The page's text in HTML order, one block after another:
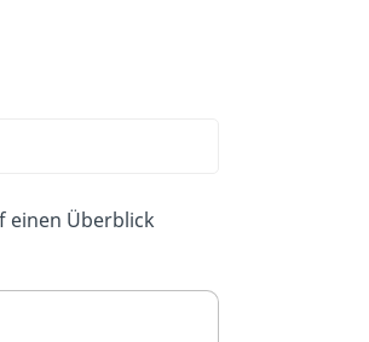
einen Überblick